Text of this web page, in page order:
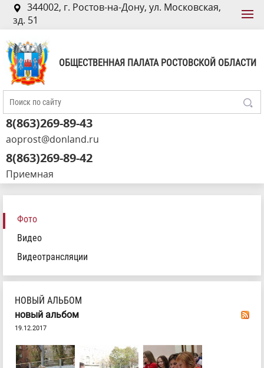
344002, г. Ростов-на-Дону, ул. Московская,
зд. 51
ОБЩЕСТВЕННАЯ ПАЛАТА РОСТОВСКОЙ ОБЛАСТИ
8(863)269-89-43
aoprost@donland.ru
8(863)269-89-42
Приемная
Фото
Видео
Видеотрансляции
НОВЫЙ АЛЬБОМ
новый альбом
19.12.2017